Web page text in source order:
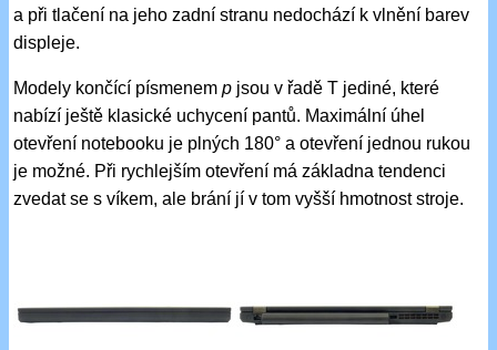
a při tlačení na jeho zadní stranu nedochází k vlnění barev
displeje.
Modely končící písmenemp jsou v řadě T jediné, které
nabízí ještě klasické uchycení pantů. Maximální úhel
otevření notebooku je plných 180° a otevření jednou rukou
je možné. Při rychlejším otevření má základna tendenci
zvedat se s víkem, ale brání jí v tom vyšší hmotnost stroje.